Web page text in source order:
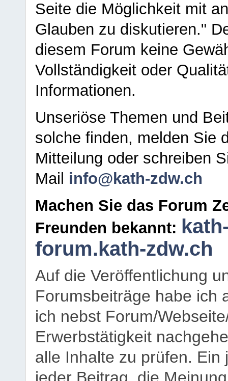
Seite die Möglichkeit mit
Glauben zu diskutieren."
diesem Forum keine
Vollständigkeit oder
Informationen.
Unseriöse Themen und
solche finden, melden Sie
Mitteilung oder schreiben
Mail info@kath-zdw.ch
Machen Sie das Forum
Freunden bekannt:
forum.kath-zdw.ch
Auf die Veröffentlichung
Forumsbeiträge habe ich
ich nebst Forum/
Erwerbstätigkeit
alle Inhalte zu prüfen.